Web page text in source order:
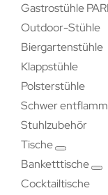
Gastrostühle
Outdoor-Stühle
Biergartenstühle
Klappstühle
Polsterstühle
Schwer
Stuhlzubehör
Tische
Banketttische
Cocktailtische